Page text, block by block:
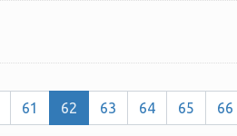
61 62 63 64 65 66